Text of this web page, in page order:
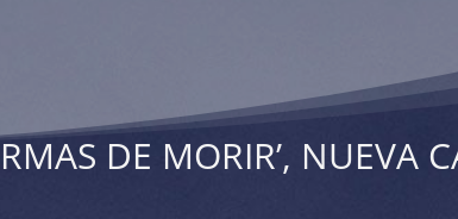
DE MORIR’, NUEVA